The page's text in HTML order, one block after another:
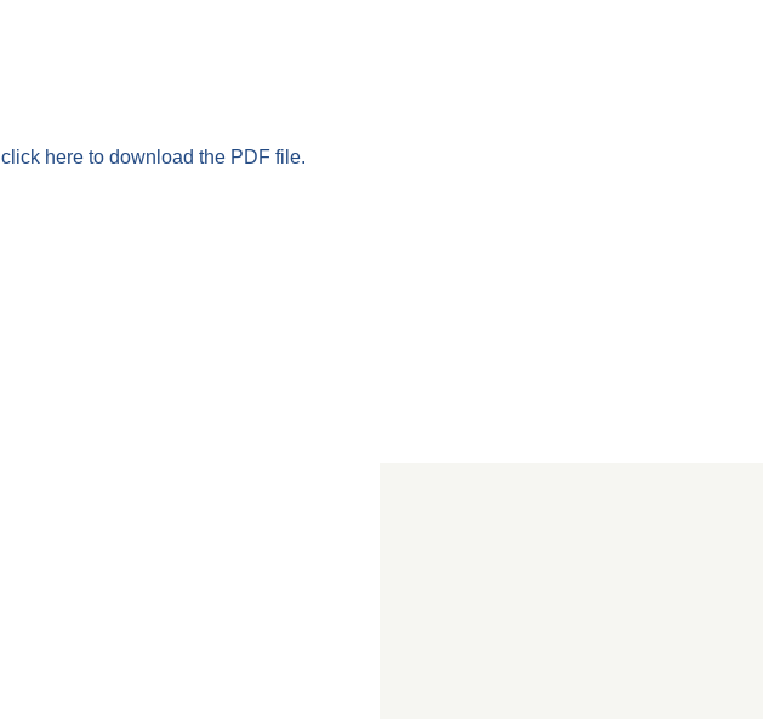
click here to download the PDF file.